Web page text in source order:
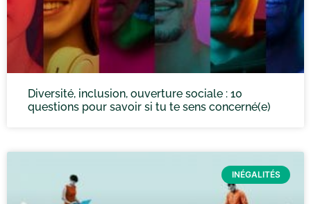
Diversité, inclusion, ouverture sociale : 10
questions pour savoir si tu te sens concerné(e)
INÉGALITÉS